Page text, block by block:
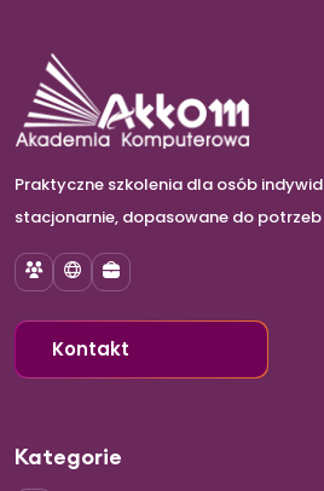
Praktyczne szkolenia dla osób
stacjonarnie, dopasowane do potrzeb
SzkoleniaE-learningSzkolenia dla firm
Kontakt
Kategorie